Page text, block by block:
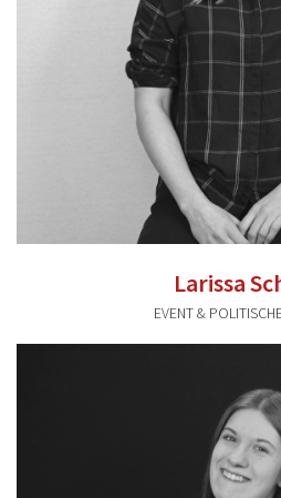
Larissa
EVENT &
larissa.schillai@valentum-
0941